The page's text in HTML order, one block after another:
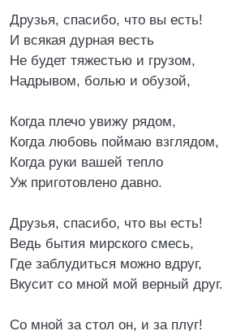
Друзья, спасибо, что вы есть!
И всякая дурная весть
Не будет тяжестью и грузом,
Надрывом, болью и обузой,
Когда плечо увижу рядом,
Когда любовь поймаю взглядом,
Когда руки вашей тепло
Уж приготовлено давно.
Друзья, спасибо, что вы есть!
Ведь бытия мирского смесь,
Где заблудиться можно вдруг,
Вкусит со мной мой верный друг.
Со мной за стол он, и за плуг!